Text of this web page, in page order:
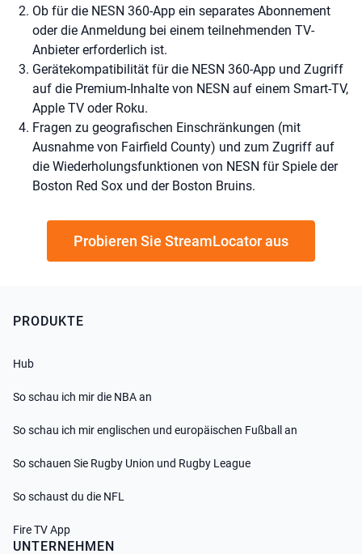
Ob für die NESN 360-App ein separates Abonnement
oder die Anmeldung bei einem teilnehmenden TV-
Anbieter erforderlich ist.
Gerätekompatibilität für die NESN 360-App und Zugriff
auf die Premium-Inhalte von NESN auf einem Smart-TV,
Apple TV oder Roku.
Fragen zu geografischen Einschränkungen (mit
Ausnahme von Fairfield County) und zum Zugriff auf
die Wiederholungsfunktionen von NESN für Spiele der
Boston Red Sox und der Boston Bruins.
Probieren Sie StreamLocator aus
PRODUKTE
Hub
So schau ich mir die NBA an
So schau ich mir englischen und europäischen Fußball an
So schauen Sie Rugby Union und Rugby League
So schaust du die NFL
Fire TV App
UNTERNEHMEN